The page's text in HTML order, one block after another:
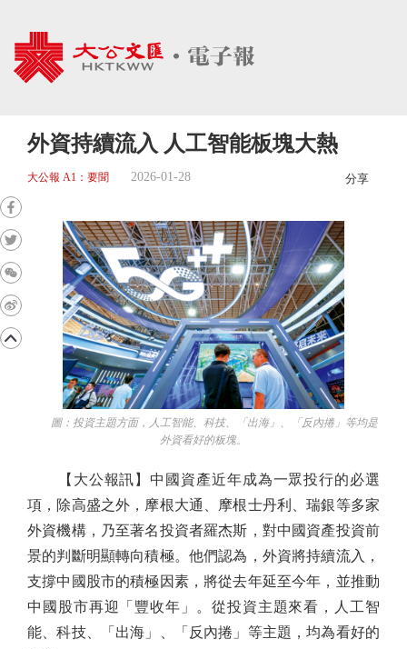
外資持續流入 人工智能板塊大熱
大公報 A1：要聞 2026-01-28 分享
圖：投資主題方面，人工智能、科技、「出海」、「反內捲」等均是
外資看好的板塊。
【大公報訊】中國資產近年成為一眾投行的必選
項，除高盛之外，摩根大通、摩根士丹利、瑞銀等多家
外資機構，乃至著名投資者羅杰斯，對中國資產投資前
景的判斷明顯轉向積極。他們認為，外資將持續流入，
支撐中國股市的積極因素，將從去年延至今年，並推動
中國股市再迎「豐收年」。從投資主題來看，人工智
能、科技、「出海」、「反內捲」等主題，均為看好的